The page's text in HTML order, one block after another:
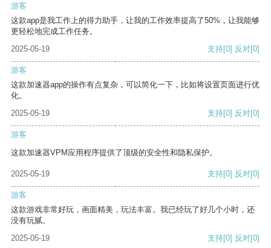
游客
这款app是我工作上的得力助手，让我的工作效率提高了50%，让我能够
更轻松地完成工作任务。
2025-05-19
支持[0] 反对[0]
游客
这款加速器app的操作有点复杂，可以简化一下，比如将设置页面进行优
化。
2025-05-19
支持[0] 反对[0]
游客
这款加速器VPM应用程序提供了顶级的安全性和隐私保护。
2025-05-19 支持[0] 反对[0]
游客
这款游戏非常好玩，画面精美，玩法丰富。我已经玩了好几个小时，还
没有玩腻。
2025-05-19
支持[0] 反对[0]